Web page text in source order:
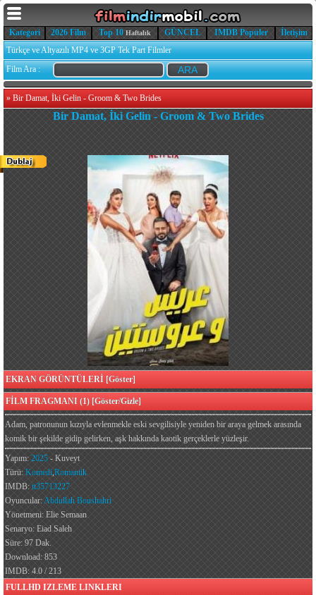
Kategori 2026 Film Top 10 Haftalık GÜNCEL IMDB Popüler
İletişim
Türkçe ve Altyazılı MP4 ve 3GP Tek Part Filmler
Film Ara :
» Bir Damat, İki Gelin - Groom & Two Brides
Bir Damat, İki Gelin - Groom & Two Brides
EKRAN GÖRÜNTÜLERİ [Göster]
FİLM FRAGMANI (1) [Göster/Gizle]
Adam, patronunun kızıyla evlenmekle eski sevgilisiyle yeniden bir araya gelmek arasında
komik bir şekilde gidip gelirken, aşk hakkında kaotik gerçeklerle yüzleşir.
Yapım: 2025 - Kuveyt
Türü: Komedi,Romantik
IMDB: tt35713227
Oyuncular:Abdullah Boushahri
Yönetmeni: Elie Semaan
Senaryo: Eiad Saleh
Süre: 97 Dak.
Download: 853
IMDB: 4.0 / 213
FULLHD IZLEME LINKLERI